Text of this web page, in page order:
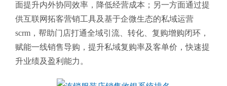
面提升内外协同效率，降低经营成本；另一方面通过提
供互联网拓客营销工具及基于企微生态的私域运营
scrm，帮助门店打通全域引流、转化、复购增购闭环，
赋能一线销售导购，提升私域复购率及客单价，快速提
升业绩及盈利能力。